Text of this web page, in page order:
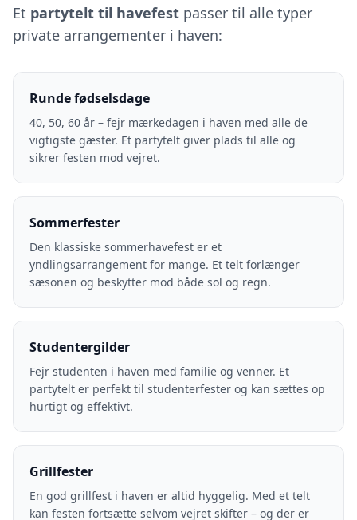
Et partytelt til havefest passer til alle typer
private arrangementer i haven:
Runde fødselsdage
40, 50, 60 år – fejr mærkedagen i haven med alle de
vigtigste gæster. Et partytelt giver plads til alle og
sikrer festen mod vejret.
Sommerfester
Den klassiske sommerhavefest er et
yndlingsarrangement for mange. Et telt forlænger
sæsonen og beskytter mod både sol og regn.
Studentergilder
Fejr studenten i haven med familie og venner. Et
partytelt er perfekt til studenterfester og kan sættes op
hurtigt og effektivt.
Grillfester
En god grillfest i haven er altid hyggelig. Med et telt
kan festen fortsætte selvom vejret skifter – og der er